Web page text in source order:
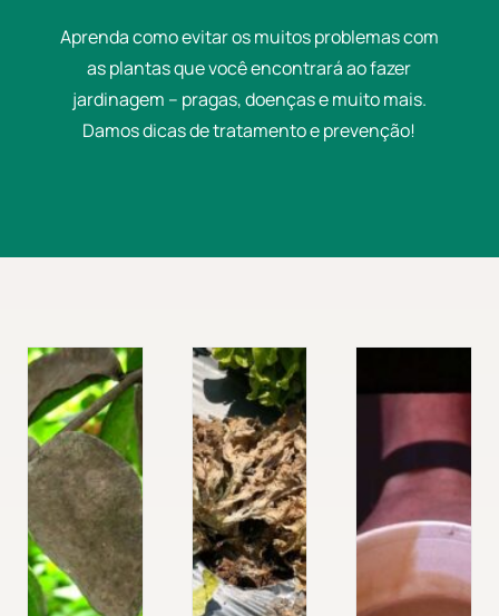
Aprenda como evitar os muitos problemas com
as plantas que você encontrará ao fazer
jardinagem – pragas, doenças e muito mais.
Damos dicas de tratamento e prevenção!